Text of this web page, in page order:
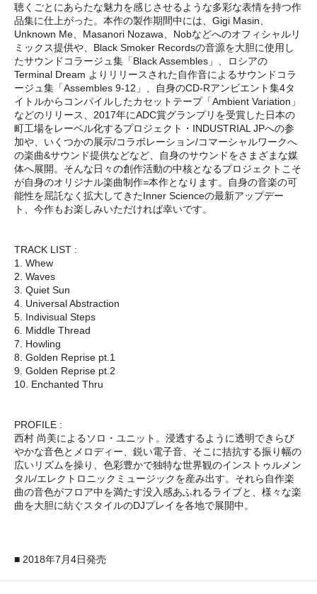
聴くごとにあらたな魅力を感じさせるような多彩な表情を持つ作
品集に仕上がった。本作の製作期間中には、Gigi Masin、
Unknown Me、Masanori Nozawa、Nobなどへのオフィシャルリ
ミックス提供や、Black Smoker Recordsの音源を大胆に使用し
たサウンドコラージュ集「Black Assembles」、ロシアの
Terminal Dream よりリリースされた自作音によるサウンドコラ
ージュ集「Assembles 9-12」、自身のCD-Rアンビエント集4タ
イトルからコンパイルしたカセットテープ「Ambient Variation」
などのリリース、2017年にADC賞グランプリを受賞した日本の
町工場をレーベル化するプロジェクト・INDUSTRIAL JPへの参
加や、いくつかの展示/コラボレーション/コマーシャルワークへ
の楽曲&サウンド提供などなど、自身のサウンドをさまざまな媒
体へ展開。そんな日々の創作活動の中核となるプロジェクトこそ
が自身のオリジナル楽曲制作=本作となります。自身の音楽の可
能性を屈託なく拡大してきたInner Scienceの最新アップデー
ト、今作もお楽しみいただければ幸いです。
TRACK LIST :
1. Whew
2. Waves
3. Quiet Sun
4. Universal Abstraction
5. Indivisual Steps
6. Middle Thread
7. Howling
8. Golden Reprise pt.1
9. Golden Reprise pt.2
10. Enchanted Thru
PROFILE :
西村 尚美によるソロ・ユニット。浸透するように透明できらび
やかな音色とメロディー、鋭い電子音、そこに拮抗する振り幅の
広いリズムを操り、色彩豊かで独特な世界観のインストゥルメン
タル/エレクトロニックミュージックを産み出す。それら自作楽
曲の音色がフロア中を満たす没入感あふれるライブと、様々な楽
曲を大胆に紡ぐスタイルのDJプレイを各地で展開中。
■ 2018年7月4日発売